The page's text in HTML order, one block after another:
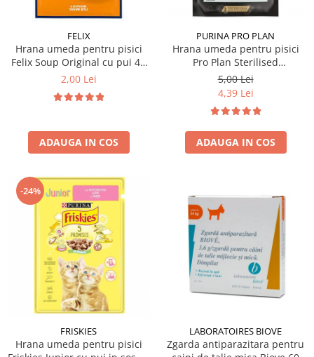
FELIX
Hrana umeda pentru pisici
Felix Soup Original cu pui 48
gr
2,00 Lei
ADAUGA IN COS
PURINA PRO PLAN
Hrana umeda pentru pisici
Pro Plan Sterilised
Nutrisavour cu vita 85 gr
5,00 Lei
4,39 Lei
ADAUGA IN COS
-24%
FRISKIES
Hrana umeda pentru pisici
LABORATOIRES BIOVE
Zgarda antiparazitara pentru